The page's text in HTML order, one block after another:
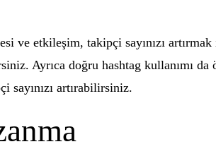
ve etkileşim, takipçi sayınızı
Ayrıca doğru hashtag kullanımı
sayınızı artırabilirsiniz.